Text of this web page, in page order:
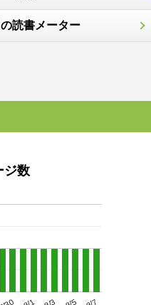
読書メーター
ジ数